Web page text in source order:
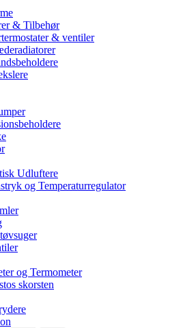
& Tilbehør
& ventiler
Udluftere
og Temperaturregulator
og Termometer
skorsten